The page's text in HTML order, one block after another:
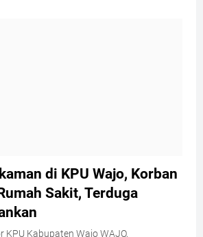
di KPU Wajo, Korban
Sakit, Terduga
KPU Kabupaten Wajo WAJO,